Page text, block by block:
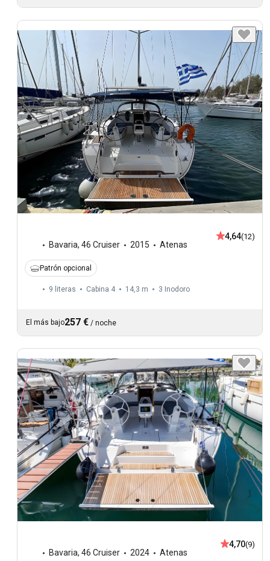
Bavaria, 46 Cruiser 2015 Atenas
4,64(12)
Patrón opcional
9 literas Cabina 4 14,3 m 3 Inodoro
El más bajo257 € / noche
Bavaria, 46 Cruiser 2024 Atenas
4,70(9)